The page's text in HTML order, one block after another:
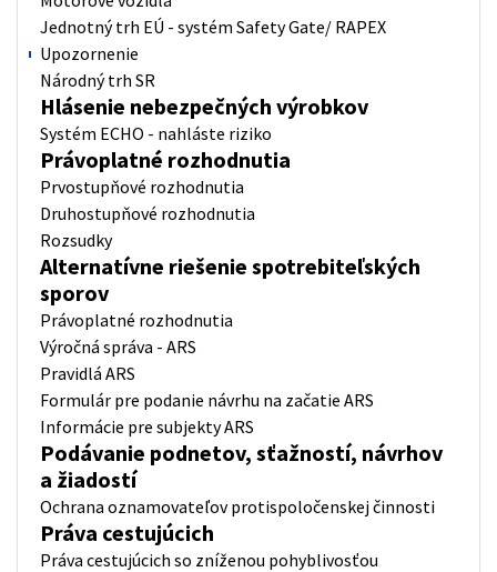
Jednotný trh EÚ - systém Safety Gate/ RAPEX
Upozornenie
Národný trh SR
Hlásenie nebezpečných výrobkov
Systém ECHO - nahláste riziko
Právoplatné rozhodnutia
Prvostupňové rozhodnutia
Druhostupňové rozhodnutia
Rozsudky
Alternatívne riešenie spotrebiteľských
sporov
Právoplatné rozhodnutia
Výročná správa - ARS
Pravidlá ARS
Formulár pre podanie návrhu na začatie ARS
Informácie pre subjekty ARS
Podávanie podnetov, sťažností, návrhov
a žiadostí
Ochrana oznamovateľov protispoločenskej činnosti
Práva cestujúcich
Práva cestujúcich so zníženou pohyblivosťou